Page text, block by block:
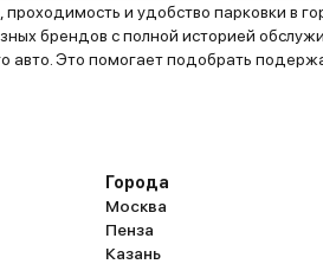
и удобство парковки в
брендов с полной историей
авто. Это помогает подобрать
Города
Москва
Пенза
Казань